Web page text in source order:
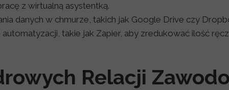
z wirtualną asystentką.
danych w chmurze, takich jak Google Drive czy
takie jak Zapier, aby zredukować ilość
Relacji